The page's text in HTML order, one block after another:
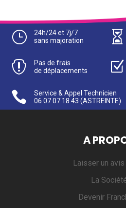
}
24h/24 et 7j/7
sans majoration


Pas de frais
de déplacements
Z

Service & Appel Technicien
06 07 07 18 43 (ASTREINTE)
A
Laisser un
La
Devenir